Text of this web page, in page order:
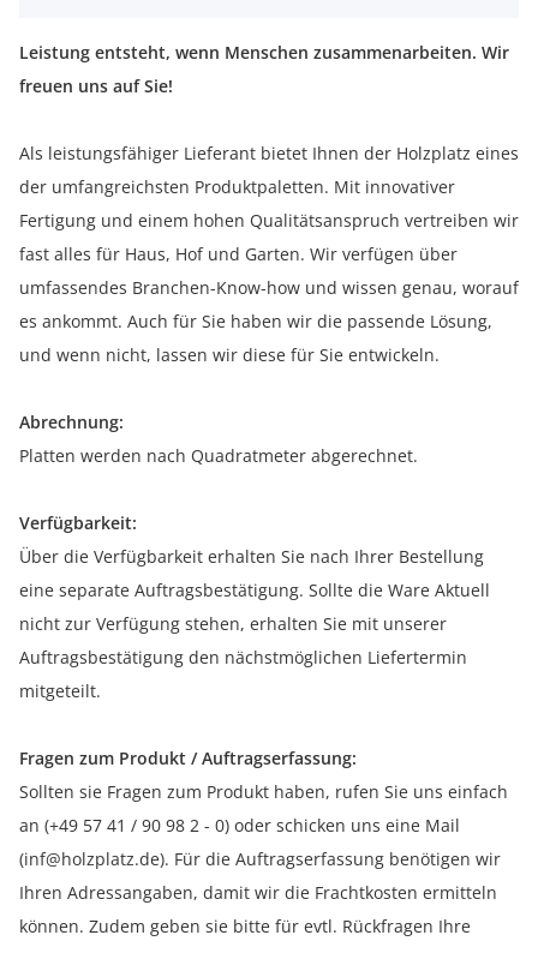
Leistung entsteht, wenn Menschen zusammenarbeiten. Wir
freuen uns auf Sie!
Als leistungsfähiger Lieferant bietet Ihnen der Holzplatz eines
der umfangreichsten Produktpaletten. Mit innovativer
Fertigung und einem hohen Qualitätsanspruch vertreiben wir
fast alles für Haus, Hof und Garten. Wir verfügen über
umfassendes Branchen-Know-how und wissen genau, worauf
es ankommt. Auch für Sie haben wir die passende Lösung,
und wenn nicht, lassen wir diese für Sie entwickeln.
Abrechnung:
Platten werden nach Quadratmeter abgerechnet.
Verfügbarkeit:
Über die Verfügbarkeit erhalten Sie nach Ihrer Bestellung
eine separate Auftragsbestätigung. Sollte die Ware Aktuell
nicht zur Verfügung stehen, erhalten Sie mit unserer
Auftragsbestätigung den nächstmöglichen Liefertermin
mitgeteilt.
Fragen zum Produkt / Auftragserfassung:
Sollten sie Fragen zum Produkt haben, rufen Sie uns einfach
an (+49 57 41 / 90 98 2 - 0) oder schicken uns eine Mail
(inf@holzplatz.de). Für die Auftragserfassung benötigen wir
Ihren Adressangaben, damit wir die Frachtkosten ermitteln
können. Zudem geben sie bitte für evtl. Rückfragen Ihre